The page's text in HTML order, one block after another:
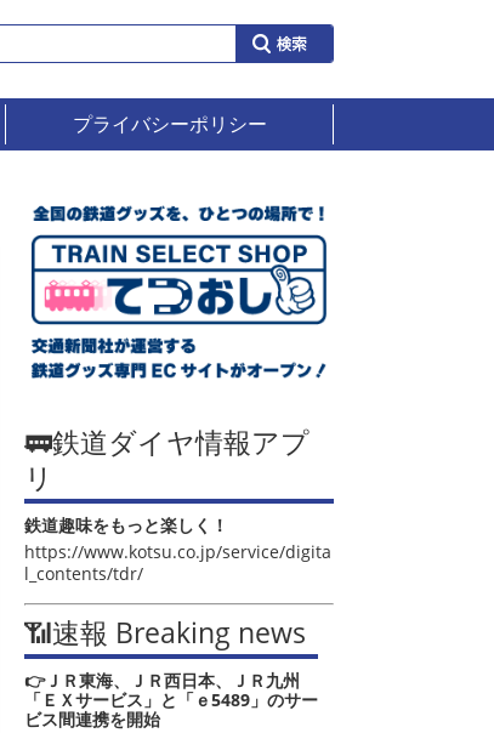
プライバシーポリシー
🚃鉄道ダイヤ情報アプ
リ
鉄道趣味をもっと楽しく！
https://www.kotsu.co.jp/service/digita
l_contents/tdr/
📶速報 Breaking news
👉ＪＲ東海、ＪＲ西日本、ＪＲ九州
「ＥＸサービス」と「ｅ5489」のサー
ビス間連携を開始